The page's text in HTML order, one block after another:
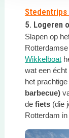
Stedentrips
5. Logeren
Slapen op
Wikkelboat
wat een écht
het
barbecue)
de fiets(die
Rotterdam